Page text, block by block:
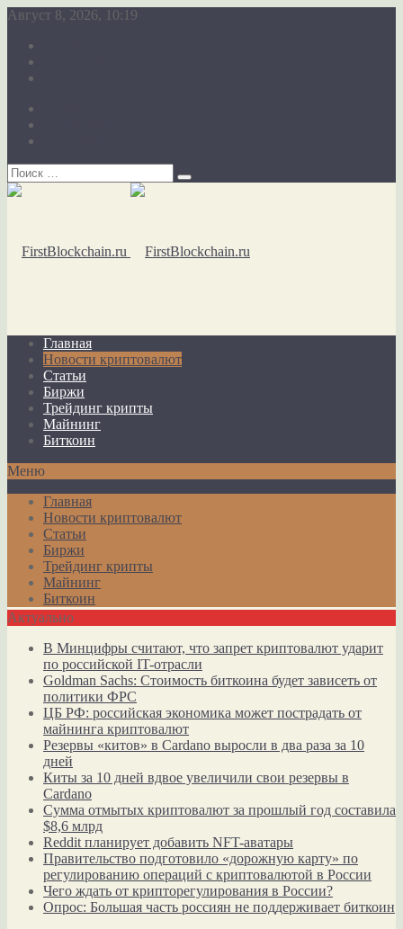
Август 8, 2026, 10:19
Главная
Новости криптовалют
Статьи
Биржи
Трейдинг крипты
Майнинг
Биткоин
Меню
Главная
Новости криптовалют
Статьи
Биржи
Трейдинг крипты
Майнинг
Биткоин
Актуально
В Минцифры считают, что запрет криптовалют ударит
по российской IT-отрасли
Goldman Sachs: Стоимость биткоина будет зависеть от
политики ФРС
ЦБ РФ: российская экономика может пострадать от
майнинга криптовалют
Резервы «китов» в Cardano выросли в два раза за 10
дней
Киты за 10 дней вдвое увеличили свои резервы в
Cardano
Сумма отмытых криптовалют за прошлый год составила
$8,6 млрд
Reddit планирует добавить NFT-аватары
Правительство подготовило «дорожную карту» по
регулированию операций с криптовалютой в России
Чего ждать от крипторегулирования в России?
Опрос: Большая часть россиян не поддерживает биткоин